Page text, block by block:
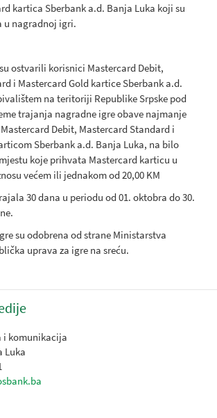
kartica Sberbank a.d. Banja Luka koji su
u nagradnoj igri.
ostvarili korisnici Mastercard Debit,
i Mastercard Gold kartice Sberbank a.d.
na teritoriji Republike Srpske pod
trajanja nagradne igre obave najmanje
Debit, Mastercard Standard i
Sberbank a.d. Banja Luka, na bilo
koje prihvata Mastercard karticu u
većem ili jednakom od 20,00 KM
30 dana u periodu od 01. oktobra do 30.
su odobrena od strane Ministarstva
uprava za igre na sreću.
i komunikacija
Luka